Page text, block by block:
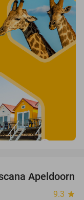
40%
Apeldoorn
9.3 star